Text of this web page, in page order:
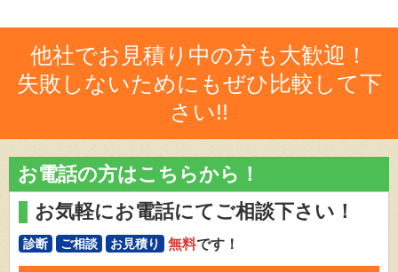
他社でお見積り中の方も大歓迎！
失敗しないためにもぜひ比較して下
さい!!
お電話の方はこちらから！
お気軽にお電話にてご相談下さい！
診断 ご相談 お見積り 無料です！